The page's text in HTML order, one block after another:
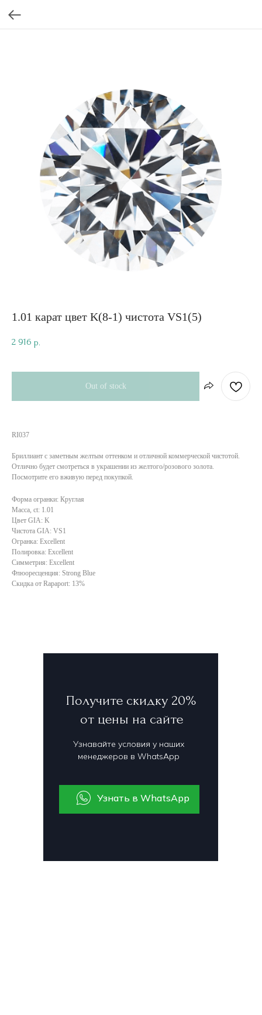
1.01 карат цвет K(8-1) чистота VS1(5)
2 916 р.
Out of stock
RI037
Бриллиант с заметным желтым оттенком и отличной коммерческой чистотой.
Отлично будет смотреться в украшении из желтого/розового золота.
Посмотрите его вживую перед покупкой.
Форма огранки: Круглая
Масса, ct: 1.01
Цвет GIA: K
Чистота GIA: VS1
Огранка: Excellent
Полировка: Excellent
Симметрия: Excellent
Флюоресценция: Strong Blue
Скидка от Rapaport: 13%
Получите скидку 20%
от цены на сайте
Узнавайте условия у наших
менеджеров в WhatsApp
Узнать в WhatsApp